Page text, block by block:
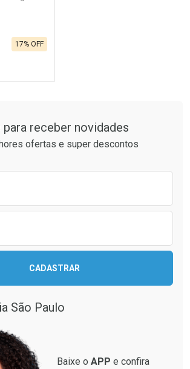
17% OFF
para receber novidades
ofertas e super descontos
CADASTRAR
São Paulo
Baixe o APP e confira